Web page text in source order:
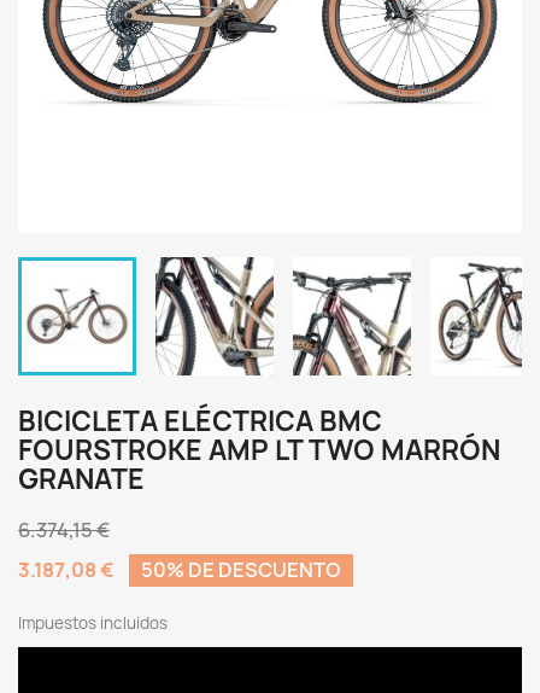
BICICLETA ELÉCTRICA BMC
FOURSTROKE AMP LT TWO MARRÓN
GRANATE
6.374,15 €
3.187,08 €
50% DE DESCUENTO
Impuestos incluidos